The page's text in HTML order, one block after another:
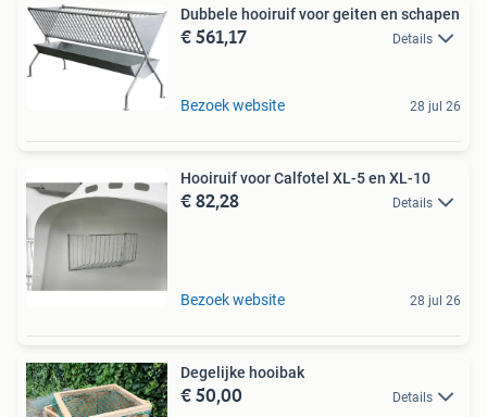
Dubbele hooiruif voor geiten en schapen
€ 561,17 Details
Bezoek website 28 jul 26
Hooiruif voor Calfotel XL-5 en XL-10
€ 82,28 Details
Bezoek website 28 jul 26
Degelijke hooibak
€ 50,00 Details